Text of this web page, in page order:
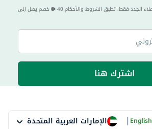
اشترك هنا
الإمارات العربية المتحدة |English